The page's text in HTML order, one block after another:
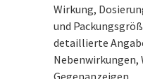
Wirkung,
und
detaillierte
Nebenwirkungen,
Gegenanzeigen.